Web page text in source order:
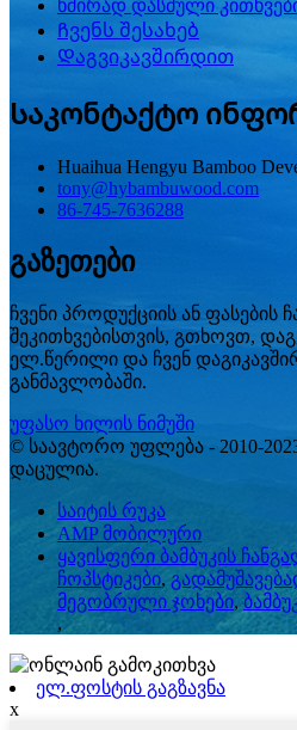
ხშირად დასმული
Ჩვენს შესახებ
Დაგვიკავშირდით
Საკონტაქტო
Huaihua Hengyu Bamboo
tony@hybambuwood.com
86-745-7636288
გაზეთები
ჩვენი პროდუქციის ან ფასების
შეკითხვებისთვის, გთხოვთ,
ელ.წერილი და ჩვენ
განმავლობაში.
უფასო ხილის ნიმუში
© საავტორო უფლება - 2010-
დაცულია.
საიტის რუკა
AMP მობილური
ყავისფერი ბამბუკის
ჩოპსტიკები,
მეგობრული ჯოხები,
,
ელ.ფოსტის გაგზავნა
x